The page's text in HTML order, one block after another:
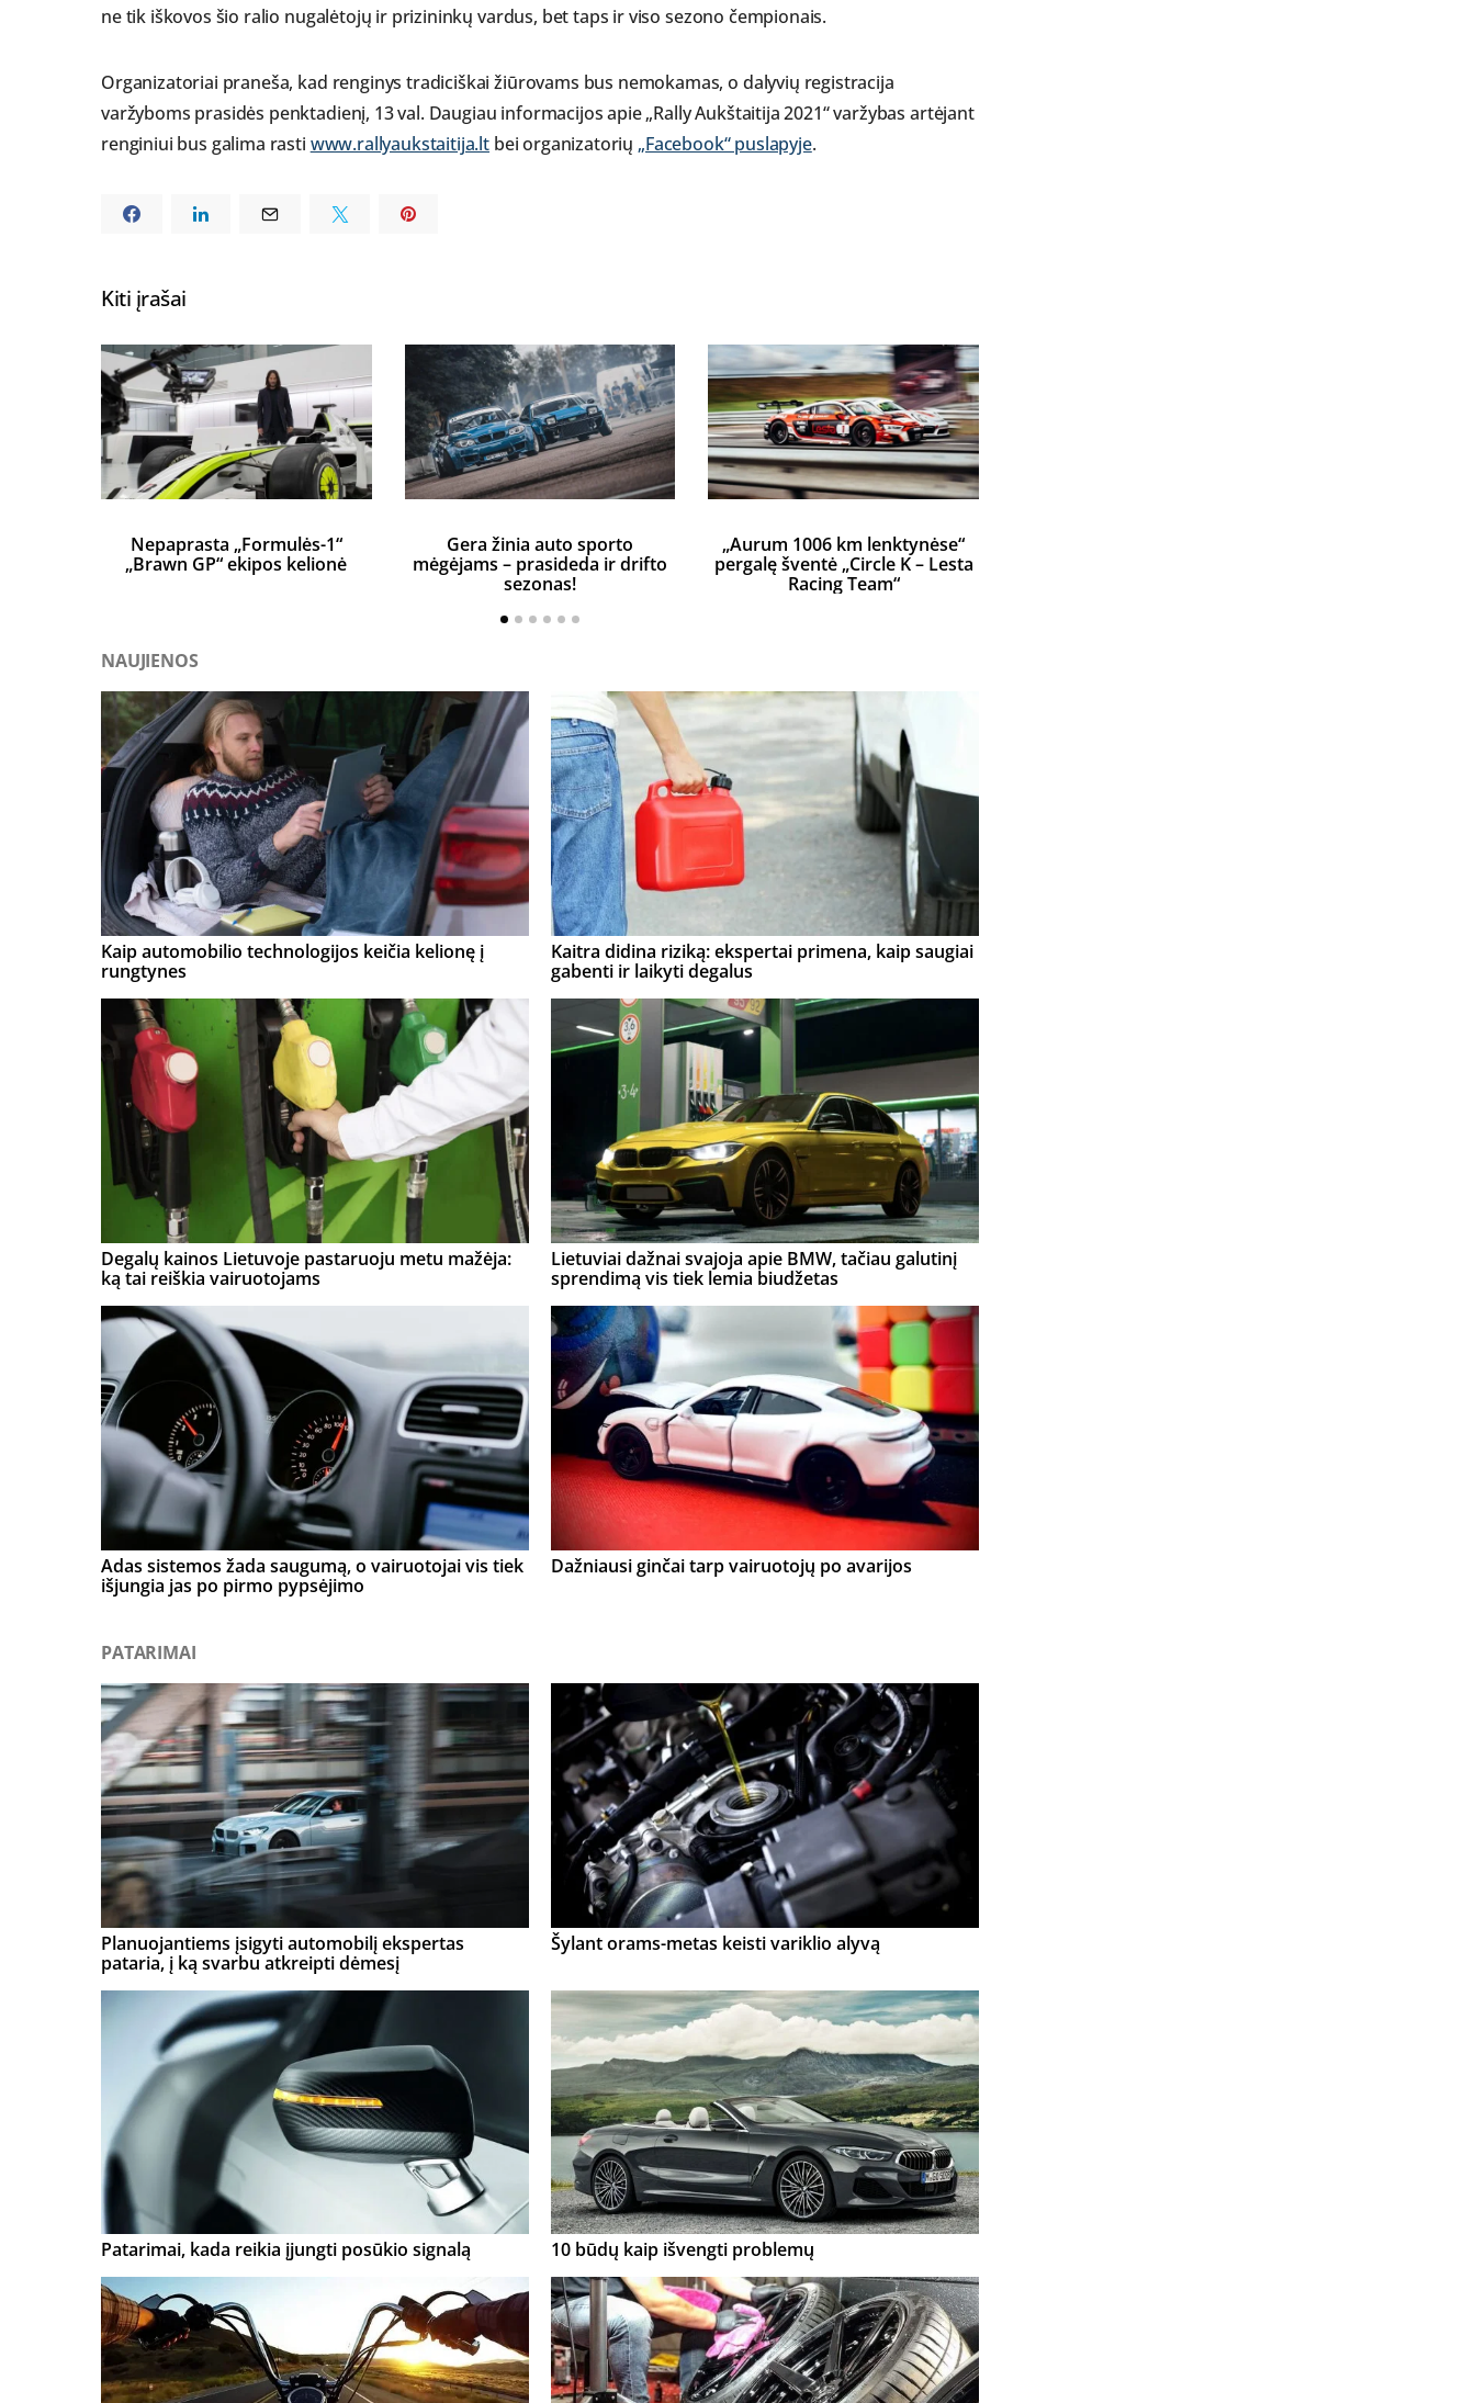
ne tik iškovos šio ralio nugalėtojų ir prizininkų vardus, bet taps ir viso sezono čempionais.
Organizatoriai praneša, kad renginys tradiciškai žiūrovams bus nemokamas, o dalyvių registracija
varžyboms prasidės penktadienį, 13 val. Daugiau informacijos apie „Rally Aukštaitija 2021“ varžybas artėjant
renginiui bus galima rasti www.rallyaukstaitija.lt bei organizatorių „Facebook“ puslapyje.
Kiti įrašai
Nepaprasta „Formulės-1“
„Brawn GP“ ekipos kelionė
Gera žinia auto sporto
mėgėjams – prasideda ir drifto
sezonas!
„Aurum 1006 km lenktynėse“
pergalę šventė „Circle K – Lesta
Racing Team“
NAUJIENOS
Kaip automobilio technologijos keičia kelionę į
rungtynes
Kaitra didina riziką: ekspertai primena, kaip saugiai
gabenti ir laikyti degalus
Degalų kainos Lietuvoje pastaruoju metu mažėja:
ką tai reiškia vairuotojams
Lietuviai dažnai svajoja apie BMW, tačiau galutinį
sprendimą vis tiek lemia biudžetas
Adas sistemos žada saugumą, o vairuotojai vis tiek
išjungia jas po pirmo pypsėjimo
Dažniausi ginčai tarp vairuotojų po avarijos
PATARIMAI
Planuojantiems įsigyti automobilį ekspertas
pataria, į ką svarbu atkreipti dėmesį
Šylant orams-metas keisti variklio alyvą
Patarimai, kada reikia įjungti posūkio signalą 10 būdų kaip išvengti problemų